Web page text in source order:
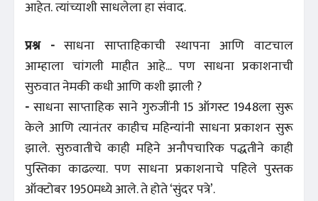
आहेत. त्यांच्याशी साधलेला हा संवाद.
प्रश्न -साधना साप्ताहिकाची स्थापना आणि वाटचाल
आम्हाला चांगली माहीत आहे... पण साधना प्रकाशनाची
सुरुवात नेमकी कधी आणि कशी झाली ?
- साधना साप्ताहिक साने गुरुजींनी 15 ऑगस्ट 1948ला सुरू
केले आणि त्यानंतर काहीच महिन्यांनी साधना प्रकाशन सुरू
झाले. सुरुवातीचे काही महिने अनौपचारिक पद्धतीने काही
पुस्तिका काढल्या. पण साधना प्रकाशनाचे पहिले पुस्तक
ऑक्टोबर 1950मध्ये आले. ते होते ‘सुंदर पत्रे’.